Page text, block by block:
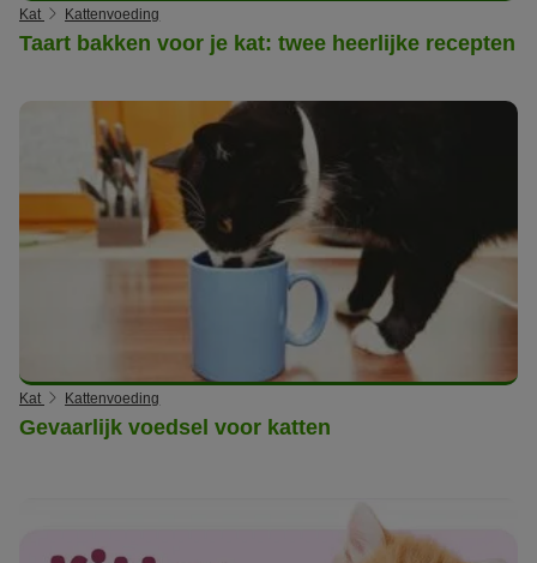
Kat Kattenvoeding
Taart bakken voor je kat: twee heerlijke recepten
Kat Kattenvoeding
Gevaarlijk voedsel voor katten